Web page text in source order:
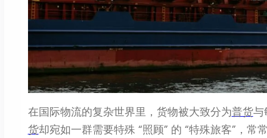
在国际物流的复杂世界里，货物被大致分为普货与
货却宛如一群需要特殊 “照顾” 的 “特殊旅客”，